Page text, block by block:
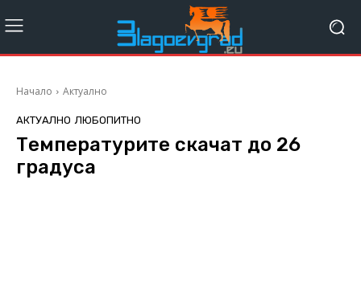
Начало Актуално
АКТУАЛНО ЛЮБОПИТНО
Температурите скачат до 26
градуса